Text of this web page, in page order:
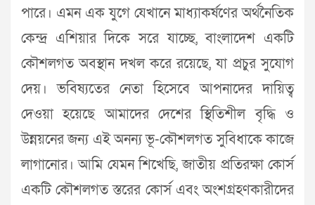
পারে। এমন এক যুগে যেখানে মাধ্যাকর্ষণের অর্থনৈতিক
কেন্দ্র এশিয়ার দিকে সরে যাচ্ছে, বাংলাদেশ একটি
কৌশলগত অবস্থান দখল করে রয়েছে, যা প্রচুর সুযোগ
দেয়। ভবিষ্যতের নেতা হিসেবে আপনাদের দায়িত্ব
দেওয়া হয়েছে আমাদের দেশের স্থিতিশীল বৃদ্ধি ও
উন্নয়নের জন্য এই অনন্য ভূ-কৌশলগত সুবিধাকে কাজে
লাগানোর। আমি যেমন শিখেছি, জাতীয় প্রতিরক্ষা কোর্স
একটি কৌশলগত স্তরের কোর্স এবং অংশগ্রহণকারীদের